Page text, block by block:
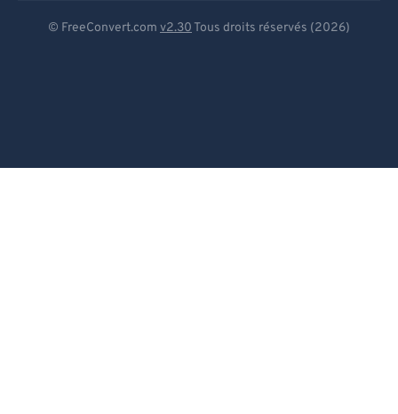
© FreeConvert.com v2.30 Tous droits réservés (2026)